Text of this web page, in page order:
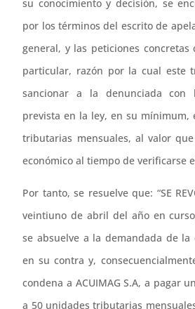
su conocimiento y decisión, se
por los términos del escrito de
general, y las peticiones concretas
particular, razón por la cual este
sancionar a la denunciada con
prevista en la ley, en su mínimum,
tributarias mensuales, al valor
económico al tiempo de verificarse
Por tanto, se resuelve que: “SE
veintiuno de abril del año en
se absuelve a la demandada de
en su contra y,
condena a ACUIMAG S.A, a pagar
a 50 unidades tributarias